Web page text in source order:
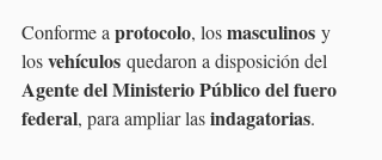
Conforme a protocolo, los masculinos y
los vehículos quedaron a disposición del
Agente del Ministerio Público del fuero
federal, para ampliar las indagatorias.